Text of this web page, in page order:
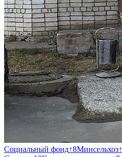
Социальный фонд↑8Минсельхоз↑